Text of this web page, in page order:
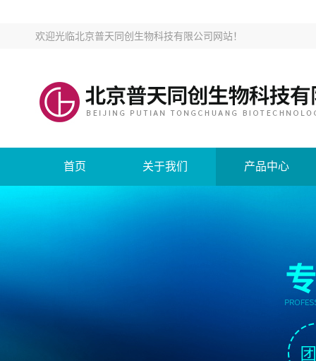
欢迎光临北京普天同创生物科技有限公司网站！
首页 关于我们 产品中心